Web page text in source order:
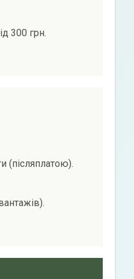
300 грн.
(післяплатою).